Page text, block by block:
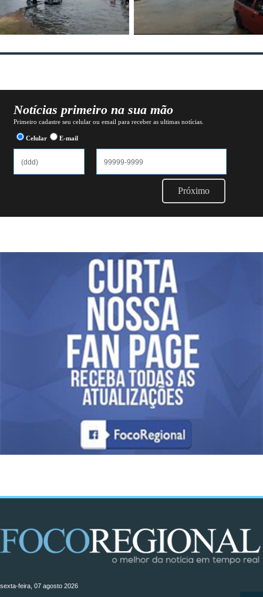
Notícias primeiro na sua mão
Primeiro cadastre seu celular ou email para receber as ultimas notícias.
Celular E-mail
Próximo
sexta-feira, 07 agosto 2026